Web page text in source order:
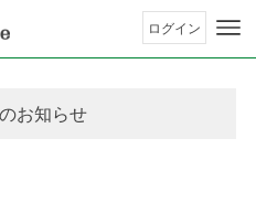
ログイン
お知らせ
お知らせ